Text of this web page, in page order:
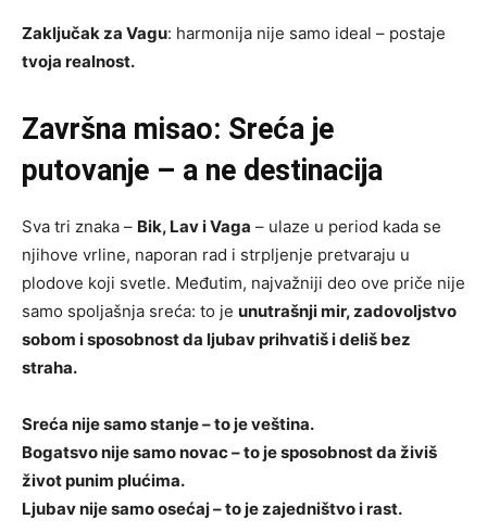
Zaključak za Vagu: harmonija nije samo ideal – postaje
tvoja realnost.
Završna misao: Sreća je
putovanje – a ne destinacija
Sva tri znaka – Bik, Lav i Vaga – ulaze u period kada se
njihove vrline, naporan rad i strpljenje pretvaraju u
plodove koji svetle. Međutim, najvažniji deo ove priče nije
samo spoljašnja sreća: to je unutrašnji mir, zadovoljstvo
sobom i sposobnost da ljubav prihvatiš i deliš bez
straha.
Sreća nije samo stanje – to je veština.
Bogatsvo nije samo novac – to je sposobnost da živiš
život punim plućima.
Ljubav nije samo osećaj – to je zajedništvo i rast.